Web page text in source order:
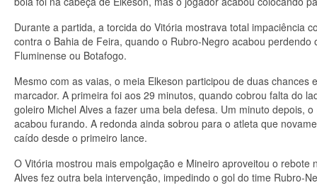
Durante a partida, a torcida do Vitória mostrava total impaciência
contra o Bahia de Feira, quando o Rubro-Negro acabou
Fluminense ou Botafogo.
Mesmo com as vaias, o meia Elkeson participou de duas
marcador. A primeira foi aos 29 minutos, quando cobrou falta do
goleiro Michel Alves a fazer uma bela defesa. Um minuto depois,
acabou furando. A redonda ainda sobrou para o atleta que
caído desde o primeiro lance.
O Vitória mostrou mais empolgação e Mineiro aproveitou o
Alves fez outra bela intervenção, impedindo o gol do time Rubro-